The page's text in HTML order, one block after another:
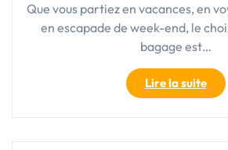
Que vous partiez en vacances, en
en escapade de week-end, le
bagage est…
Lire la suite
: